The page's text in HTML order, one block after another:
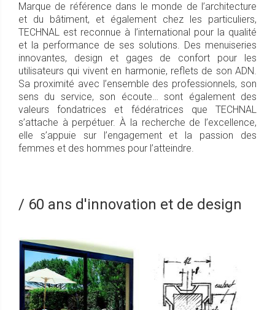
Marque de référence dans le monde de l’architecture
et du bâtiment, et également chez les particuliers,
TECHNAL est reconnue à l’international pour la qualité
et la performance de ses solutions. Des menuiseries
innovantes, design et gages de confort pour les
utilisateurs qui vivent en harmonie, reflets de son ADN.
Sa proximité avec l’ensemble des professionnels, son
sens du service, son écoute… sont également des
valeurs fondatrices et fédératrices que TECHNAL
s’attache à perpétuer. À la recherche de l’excellence,
elle s’appuie sur l’engagement et la passion des
femmes et des hommes pour l’atteindre.
/ 60 ans d'innovation et de design